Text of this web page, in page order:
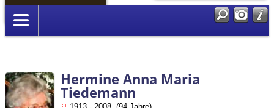
Anmelden
Hermine Anna Maria
Tiedemann